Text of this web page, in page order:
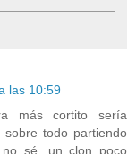
las 10:59
más cortito sería
todo partiendo
sé, un clon poco